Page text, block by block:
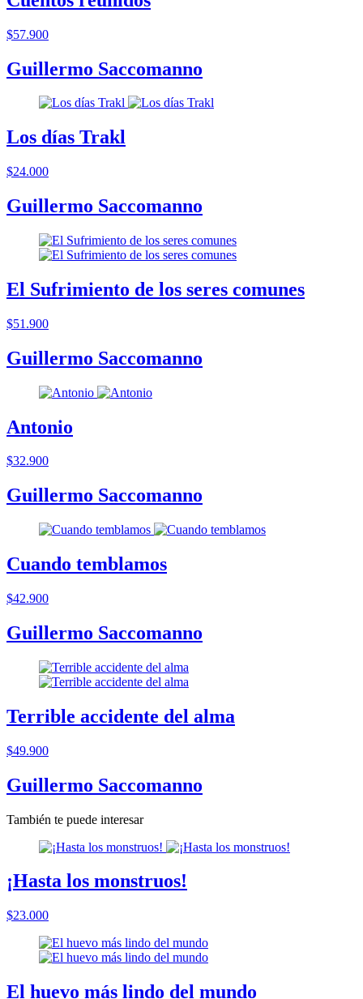
$57.900
Guillermo Saccomanno
Los días Trakl
$24.000
Guillermo Saccomanno
El Sufrimiento de los seres comunes
$51.900
Guillermo Saccomanno
Antonio
$32.900
Guillermo Saccomanno
Cuando temblamos
$42.900
Guillermo Saccomanno
Terrible accidente del alma
$49.900
Guillermo Saccomanno
También te puede interesar
¡Hasta los monstruos!
$23.000
El huevo más lindo del mundo